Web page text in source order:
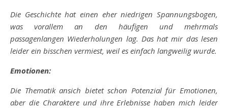
Die Geschichte hat einen eher niedrigen Spannungsbogen,
was vorallem an den häufigen und mehrmals
passagenlangen Wiederholungen lag. Das hat mir das lesen
leider ein bisschen vermiest, weil es einfach langweilig wurde.
Emotionen:
Die Thematik ansich bietet schon Potenzial für Emotionen,
aber die Charaktere und ihre Erlebnisse haben mich leider